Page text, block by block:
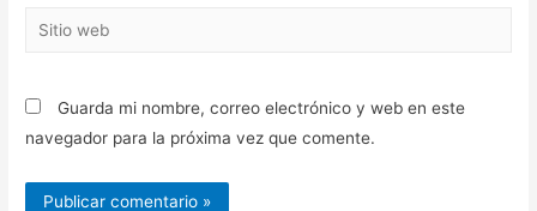
Sitio
Guarda mi nombre, correo electrónico y web en este
navegador para la próxima vez que comente.